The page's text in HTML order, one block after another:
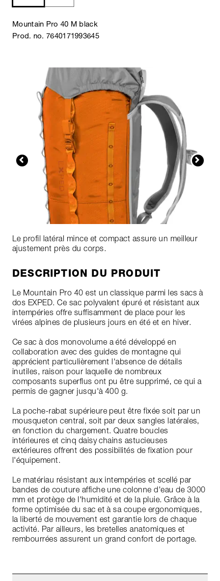
Mountain Pro 40 M black
Prod. no. 7640171993645
Le profil latéral mince et compact assure un meilleur
ajustement près du corps.
DESCRIPTION DU PRODUIT
Le Mountain Pro 40 est un classique parmi les sacs à
dos EXPED. Ce sac polyvalent épuré et résistant aux
intempéries offre suffisamment de place pour les
virées alpines de plusieurs jours en été et en hiver.
Ce sac à dos monovolume a été développé en
collaboration avec des guides de montagne qui
apprécient particulièrement l'absence de détails
inutiles, raison pour laquelle de nombreux
composants superflus ont pu être supprimé, ce qui a
permis de gagner jusqu'à 400 g.
La poche-rabat supérieure peut être fixée soit par un
mousqueton central, soit par deux sangles latérales,
en fonction du chargement. Quatre boucles
intérieures et cinq daisy chains astucieuses
extérieures offrent des possibilités de fixation pour
l'équipement.
Le matériau résistant aux intempéries et scellé par
bandes de couture affiche une colonne d'eau de 3000
mm et protège de l'humidité et de la pluie. Grâce à la
forme optimisée du sac et à sa coupe ergonomiques,
la liberté de mouvement est garantie lors de chaque
activité. Par ailleurs, les bretelles anatomiques et
rembourrées assurent un grand confort de portage.